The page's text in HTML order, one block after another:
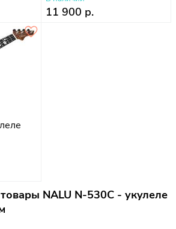
11 900 р.
NALU N-530C - укулеле